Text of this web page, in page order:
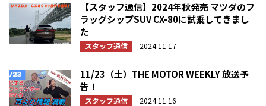
【スタッフ通信】2024年秋発売 マツダのフ
ラッグシップSUV CX-80に試乗してきまし
た
スタッフ通信 2024.11.17
11/23（土）THE MOTOR WEEKLY 放送予
告！
スタッフ通信 2024.11.16